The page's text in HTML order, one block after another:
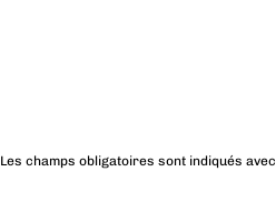
Les champs obligatoires sont indiqués avec